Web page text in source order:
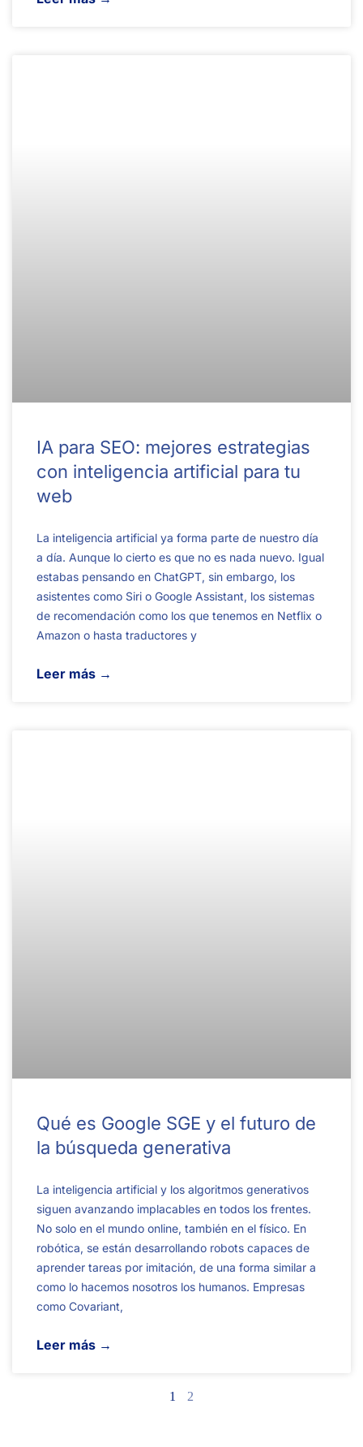
IA para SEO: mejores estrategias
con inteligencia artificial para tu
web
La inteligencia artificial ya forma parte de nuestro día
a día. Aunque lo cierto es que no es nada nuevo. Igual
estabas pensando en ChatGPT, sin embargo, los
asistentes como Siri o Google Assistant, los sistemas
de recomendación como los que tenemos en Netflix o
Amazon o hasta traductores y
Leer más →
Qué es Google SGE y el futuro de
la búsqueda generativa
La inteligencia artificial y los algoritmos generativos
siguen avanzando implacables en todos los frentes.
No solo en el mundo online, también en el físico. En
robótica, se están desarrollando robots capaces de
aprender tareas por imitación, de una forma similar a
como lo hacemos nosotros los humanos. Empresas
como Covariant,
Leer más →
1 2